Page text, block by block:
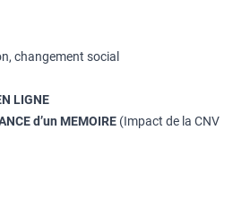
changement social
LIGNE
d’un MEMOIRE (Impact de la CNV